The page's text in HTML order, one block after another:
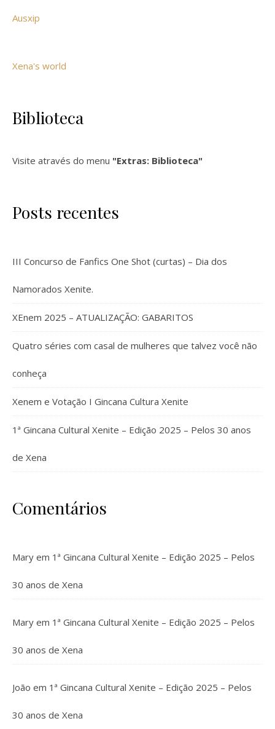
Ausxip
Xena's world
Biblioteca
Visite através do menu "Extras: Biblioteca"
Posts recentes
III Concurso de Fanfics One Shot (curtas) – Dia dos
Namorados Xenite.
XEnem 2025 – ATUALIZAÇÃO: GABARITOS
Quatro séries com casal de mulheres que talvez você não
conheça
Xenem e Votação I Gincana Cultura Xenite
1ª Gincana Cultural Xenite – Edição 2025 – Pelos 30 anos
de Xena
Comentários
Mary em 1ª Gincana Cultural Xenite – Edição 2025 – Pelos
30 anos de Xena
Mary em 1ª Gincana Cultural Xenite – Edição 2025 – Pelos
30 anos de Xena
João em 1ª Gincana Cultural Xenite – Edição 2025 – Pelos
30 anos de Xena